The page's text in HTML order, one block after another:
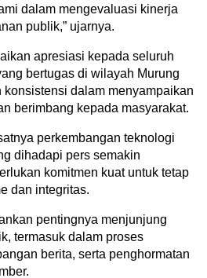
dalam mengevaluasi kinerja
publik,” ujarnya.
apresiasi kepada seluruh
bertugas di wilayah Murung
konsistensi dalam menyampaikan
berimbang kepada masyarakat.
perkembangan teknologi
dihadapi pers semakin
komitmen kuat untuk tetap
dan integritas.
pentingnya menjunjung
termasuk dalam proses
berita, serta penghormatan